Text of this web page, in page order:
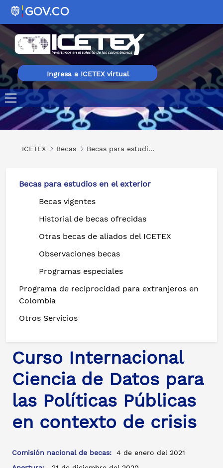
Ingresa a ICETEX virtual
Curso Internacional Ciencia de Datos para las Políticas
ICETEX Becas Becas para estudios en el exterior
Becas para estudios en el exterior
Becas vigentes
Historial de becas ofrecidas
Otras becas de aliados del ICETEX
Observaciones becas
Programas especiales
Programa de reciprocidad para extranjeros en
Colombia
Otros Servicios
Curso Internacional
Ciencia de Datos para
las Políticas Públicas
en contexto de crisis
Comisión nacional de becas: 4 de enero del 2021